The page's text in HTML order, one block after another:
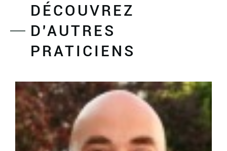
DÉCOUVREZ
D'AUTRES
PRATICIENS